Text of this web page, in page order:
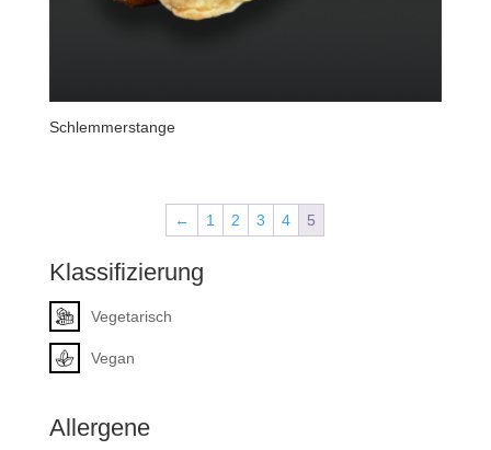
Schlemmerstange
← 1 2 3 4 5
Klassifizierung
Vegetarisch
Vegan
Allergene